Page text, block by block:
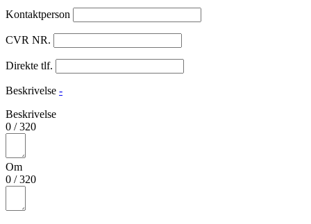
Kontaktperson
CVR NR.
Direkte tlf.
Beskrivelse -
Beskrivelse
0 /320
Om
0 /320